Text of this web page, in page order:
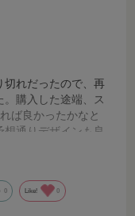
切れだったので、再
。購入した途端、ス
ば良かったかなと
通りデザインも良
使うのが楽しみで
0 Like! 0